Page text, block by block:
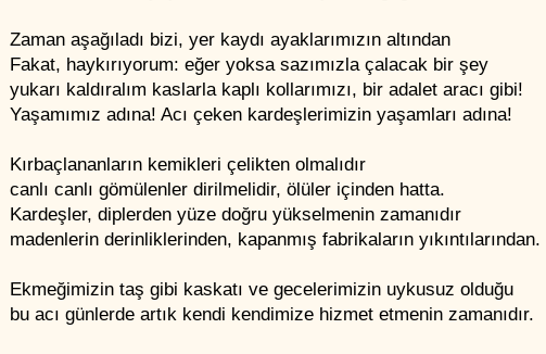
Zaman aşağıladı bizi, yer kaydı ayaklarımızın altından
Fakat, haykırıyorum: eğer yoksa sazımızla çalacak bir şey
yukarı kaldıralım kaslarla kaplı kollarımızı, bir adalet aracı gibi!
Yaşamımız adına! Acı çeken kardeşlerimizin yaşamları adına!
Kırbaçlananların kemikleri çelikten olmalıdır
canlı canlı gömülenler dirilmelidir, ölüler içinden hatta.
Kardeşler, diplerden yüze doğru yükselmenin zamanıdır
madenlerin derinliklerinden, kapanmış fabrikaların yıkıntılarından.
Ekmeğimizin taş gibi kaskatı ve gecelerimizin uykusuz olduğu
bu acı günlerde artık kendi kendimize hizmet etmenin zamanıdır.